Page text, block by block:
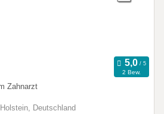
2 Bew.
Zahnarzt
Deutschland